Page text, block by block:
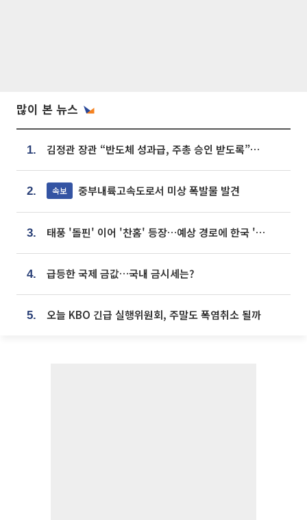
많이 본 뉴스
1. 김정관 장관 “반도체 성과급, 주총 승인 받도록”…상법·자본시장법 개정 시사
2. 속보 중부내륙고속도로서 미상 폭발물 발견
3. 태풍 '돌핀' 이어 '찬홈' 등장…예상 경로에 한국 '한숨'
4. 급등한 국제 금값…국내 금시세는?
5. 오늘 KBO 긴급 실행위원회, 주말도 폭염취소 될까